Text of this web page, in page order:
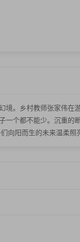
。乡村教师张家伟在
个都不能少。沉重的
向阳而生的未来温柔照